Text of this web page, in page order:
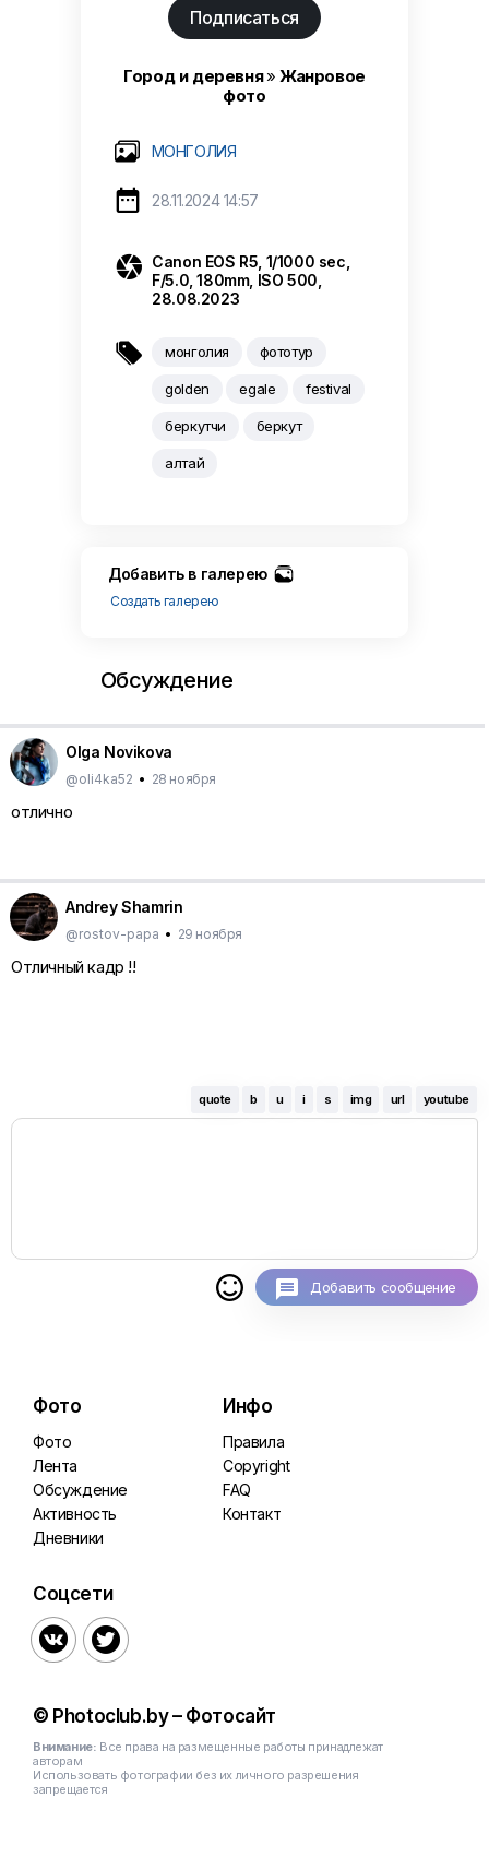
Подписаться
Город и деревня»Жанровое
фото
МОНГОЛИЯ
 28.11.2024 14:57
 Canon EOS R5, 1/1000 sec,
F/5.0, 180mm, ISO 500,
28.08.2023
 монголия фототур
golden egale festival
беркутчи беркут
алтай
Добавить в галерею
Создать галерею
Обсуждение
Olga Novikova
@oli4ka52 • 28 ноября
отлично
Andrey Shamrin
@rostov-papa • 29 ноября
Отличный кадр !!
quote b u i s img url youtube
 Добавить сообщение
Фото
Фото
Лента
Обсуждение
Активность
Дневники
Инфо
Правила
Copyright
FAQ
Контакт
Соцсети
 
© Photoclub.by – Фотосайт
Внимание: Все права на размещенные работы принадлежат
авторам
Использовать фотографии без их личного разрешения
запрещается